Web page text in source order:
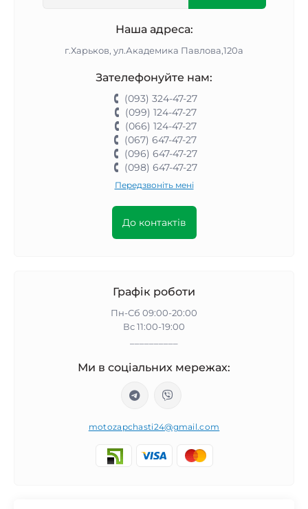
Наша адреса:
г.Харьков, ул.Академика Павлова,120а
Зателефонуйте нам:
(093) 324-47-27
(099) 124-47-27
(066) 124-47-27
(067) 647-47-27
(096) 647-47-27
(098) 647-47-27
Передзвоніть мені
До контактів
Графік роботи
Пн-Сб 09:00-20:00
Вс 11:00-19:00
Ми в соціальних мережах:
motozapchasti24@gmail.com